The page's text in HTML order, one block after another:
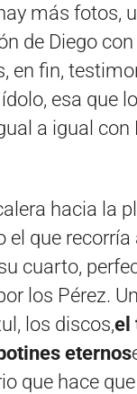
más fotos,
de Diego
en fin,
esa que
a igual con
hacia la
el que recorría
cuarto,
los Pérez.
los discos,el
eternos
que hace